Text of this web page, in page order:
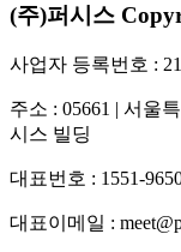
(주)퍼시스
사업자 등록번호 :
주소 : 05661 | 서울
시스 빌딩
대표번호 : 1551-
대표이메일 :